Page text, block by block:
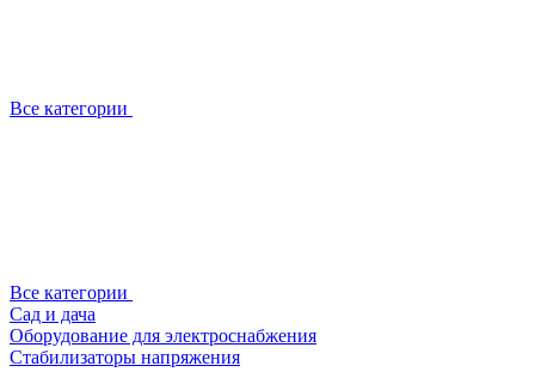
Все категории
Все категории
Сад и дача
Оборудование для электроснабжения
Стабилизаторы напряжения